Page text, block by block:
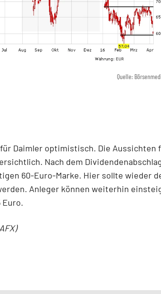
Quelle:
für Daimler optimistisch. Die Aussichten
Nach dem
60-Euro-Marke. Hier sollte wieder
Anleger können weiterhin